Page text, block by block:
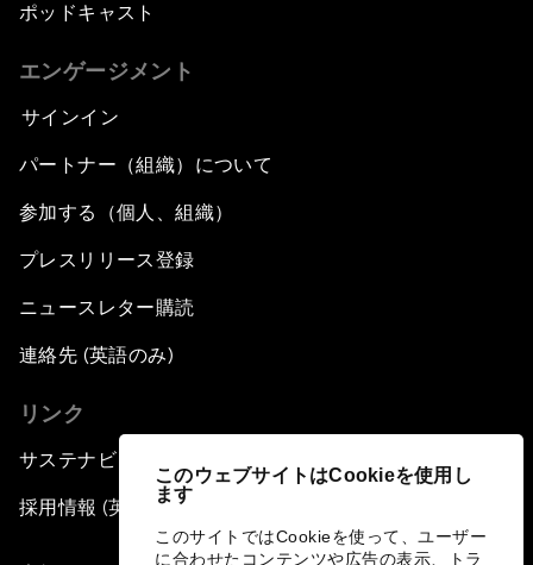
このウェブサイトはCookieを使用し
ます
このサイトではCookieを使って、ユーザー
に合わせたコンテンツや広告の表示、トラ
ポッドキャスト
エンゲージメント
サインイン
パートナー（組織）について
参加する（個人、組織）
プレスリリース登録
ニュースレター購読
連絡先 (英語のみ)
リンク
サステナビリティへの取り組み
採用情報 (英語のみ)